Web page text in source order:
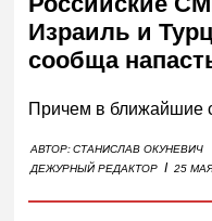
Израиль и
сообща
Причем в ближайшие
АВТОР:СТАНИСЛАВ ОКУНЕВИЧ
ДЕЖУРНЫЙ РЕДАКТОР I 25